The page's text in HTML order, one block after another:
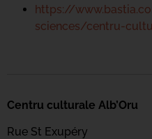
https://
sciences/centru-
Centru culturale Alb’Oru
Rue St Exupéry